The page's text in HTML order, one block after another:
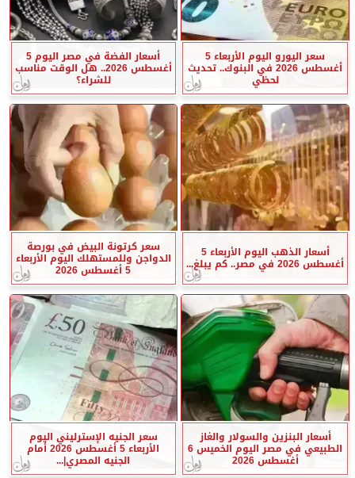
سعر اليورو اليوم الأربعاء 5
أغسطس 2026 في البنوك.. تحديث
لحظي
أسعار الفضة في مصر اليوم 5
أغسطس 2026.. هل الوقت مناسب
للشراء؟
أسعار الذهب اليوم الأربعاء 5
أغسطس 2026 في مصر.. كم يبلغ...
سعر كرتونة البيض في بورصة
الدواجن وللمستهلك اليوم الأربعاء
5 أغسطس 2026
أسعار البنزين والسولار والغاز
الطبيعي في مصر اليوم الخميس 6
أغسطس 2026
سعر الجنيه الإسترليني اليوم
الأربعاء 5 أغسطس 2026 أمام
الجنيه المصري|...